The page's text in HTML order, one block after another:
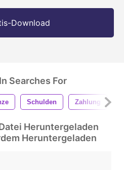
Download
Searches For
Schulden Zahlung
Heruntergeladen
Heruntergeladen